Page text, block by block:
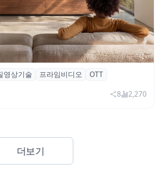
프라임 비디오에 ‘HDR10+
영상기술 프라임비디오
OTT
8 2,270
더보기